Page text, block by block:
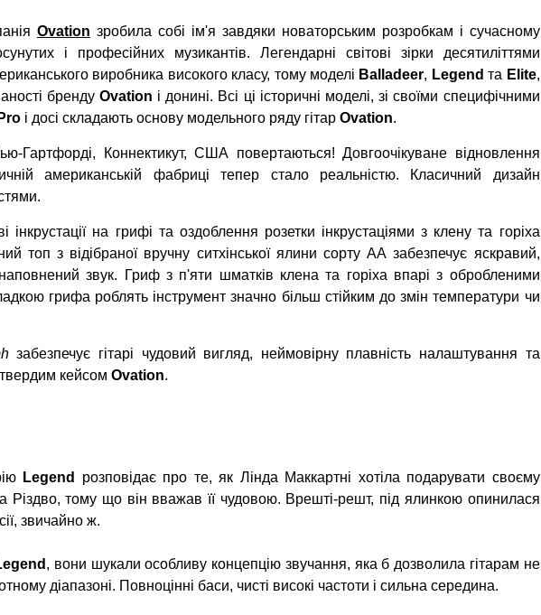
Ovation зробила собі ім'я завдяки новаторським розробкам і сучасному
і професійних музикантів. Легендарні світові зірки десятиліттями
виробника високого класу, тому моделі Balladeer, Legendта Elite,
бренду Ovation і донині. Всі ці історичні моделі, зі своїми специфічними
Pro і досі складають основу модельного ряду гітар Ovation.
Гартфорді, Коннектикут, США повертаються! Довгоочікуване відновлення
американській фабриці тепер стало реальністю. Класичний дизайн
інкрустації на грифі та оздоблення розетки інкрустаціями з клену та горіха
топ з відібраної вручну ситхінської ялини сорту АА забезпечує яскравий,
звук. Гриф з п'яти шматків клена та горіха впарі з обробленими
грифа роблять інструмент значно більш стійким до змін температури чи
забезпечує гітарі чудовий вигляд, неймовірну плавність налаштування та
твердим кейсом Ovation.
Legend розповідає про те, як Лінда Маккартні хотіла подарувати своєму
Різдво, тому що він вважав її чудовою. Врешті-решт, під ялинкою опинилася
звичайно ж.
, вони шукали особливу концепцію звучання, яка б дозволила гітарам не
діапазоні. Повноцінні баси, чисті високі частоти і сильна середина.